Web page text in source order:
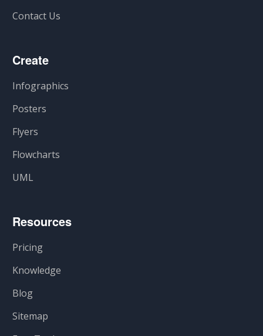
Contact Us
Create
Infographics
Posters
Flyers
Flowcharts
UML
Resources
Pricing
Knowledge
Blog
Sitemap